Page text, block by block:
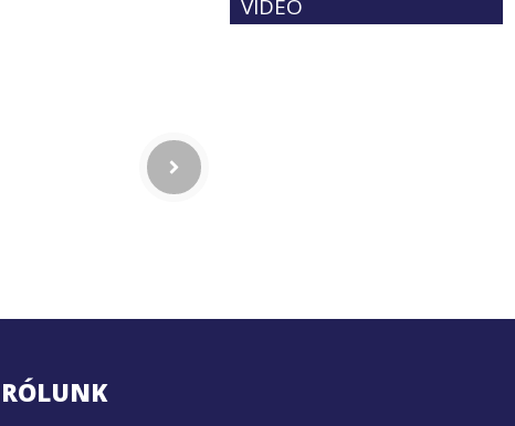
VIDEÓ
RÓLUNK